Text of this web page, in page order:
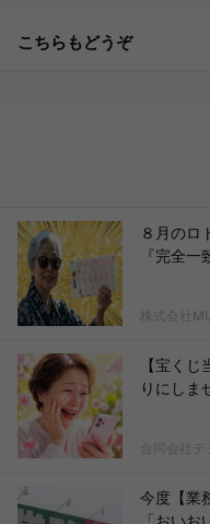
こちらもどうぞ
８月のロ
『完全
株式会社
【宝く
りにしま
合同会社デ
今度【業
「おい